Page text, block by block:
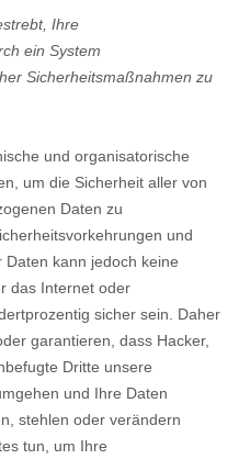
Ihre
ein System
Sicherheitsmaßnahmen zu
und organisatorische
um die Sicherheit aller von
Daten zu
und
kann jedoch keine
das Internet oder
sicher sein. Daher
garantieren, dass Hacker,
Dritte unsere
und Ihre Daten
stehlen oder verändern
tun, um Ihre